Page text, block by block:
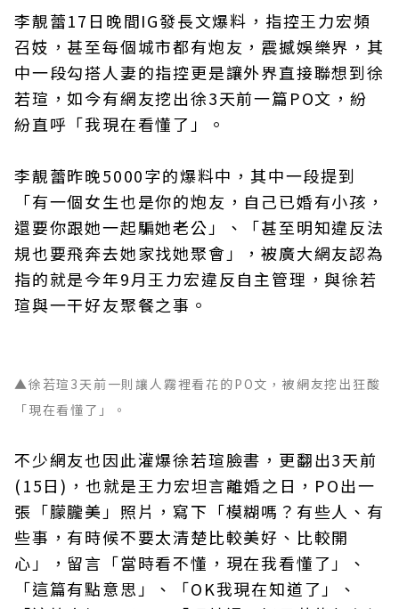
李靚蕾17日晚間IG發長文爆料，指控王力宏頻
召妓，甚至每個城市都有炮友，震撼娛樂界，其
中一段勾搭人妻的指控更是讓外界直接聯想到徐
若瑄，如今有網友挖出徐3天前一篇PO文，紛
紛直呼「我現在看懂了」。
李靚蕾昨晚5000字的爆料中，其中一段提到
「有一個女生也是你的炮友，自己已婚有小孩，
還要你跟她一起騙她老公」、「甚至明知違反法
規也要飛奔去她家找她聚會」，被廣大網友認為
指的就是今年9月王力宏違反自主管理，與徐若
瑄與一干好友聚餐之事。
▲徐若瑄3天前一則讓人霧裡看花的PO文，被網友挖出狂酸
「現在看懂了」。
不少網友也因此灌爆徐若瑄臉書，更翻出3天前
(15日)，也就是王力宏坦言離婚之日，PO出一
張「朦朧美」照片，寫下「模糊嗎？有些人、有
些事，有時候不要太清楚比較美好、比較開
心」，留言「當時看不懂，現在我看懂了」、
「這篇有點意思」、「OK我現在知道了」、